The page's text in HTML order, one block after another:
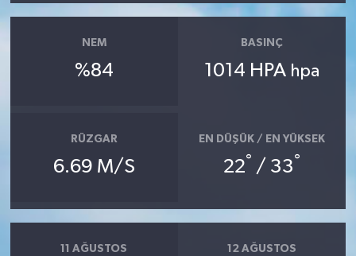
NEM
%84
BASINÇ
1014 HPA hpa
RÜZGAR
6.69 M/S
EN DÜŞÜK / EN YÜKSEK
22° / 33°
11 AĞUSTOS 12 AĞUSTOS